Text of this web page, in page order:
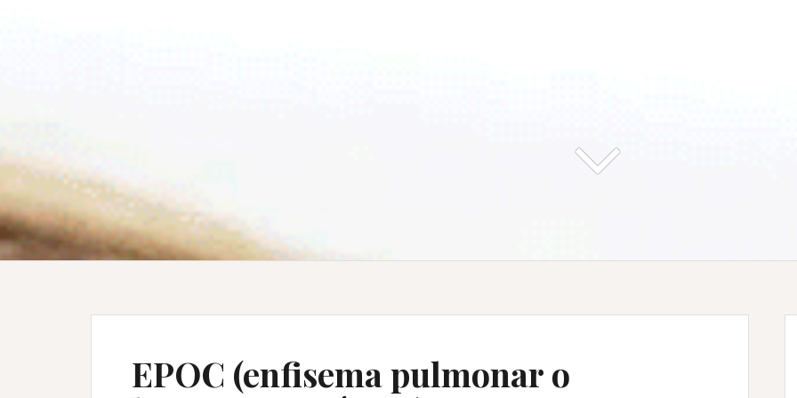
EPOC (enfisema pulmonar o